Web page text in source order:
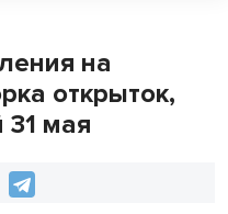
на
открыток,
31 мая